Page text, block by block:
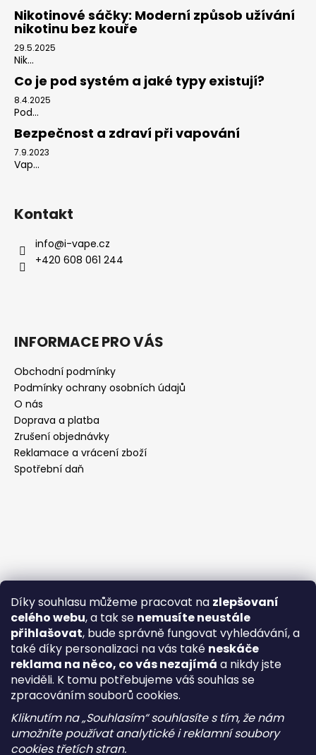
Díky souhlasu můžeme pracovat na zlepšovaní
celého webu, a tak se nemusíte neustále
přihlašovat, bude správně fungovat vyhledávání, a
také díky personalizaci na vás také neskáče
reklama na něco, co vás nezajímá a nikdy jste
neviděli. K tomu potřebujeme váš souhlas se
zpracováním souborů cookies.
Kliknutím na „Souhlasím“ souhlasíte s tím, že nám
umožníte používat analytické i reklamní soubory
cookies třetích stran.
Nikotinové sáčky: Moderní způsob užívání
nikotinu bez kouře
29.5.2025
Nik...
Co je pod systém a jaké typy existují?
8.4.2025
Pod...
Bezpečnost a zdraví při vapování
7.9.2023
Vap...
Kontakt
info@i-vape.cz
+420 608 061 244
INFORMACE PRO VÁS
Obchodní podmínky
Podmínky ochrany osobních údajů
O nás
Doprava a platba
Zrušení objednávky
Reklamace a vrácení zboží
Spotřební daň